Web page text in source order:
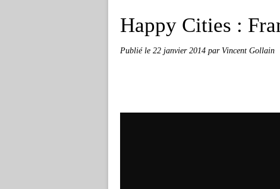
Happy Cities :
Publié le 22 janvier 2014 par Vincent Gollain